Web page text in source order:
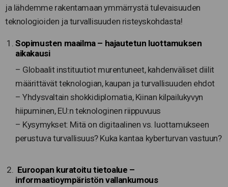
ja lähdemme rakentamaan ymmärrystä tulevaisuuden
teknologioiden ja turvallisuuden risteyskohdasta!
Sopimusten maailma – hajautetun luottamuksen
aikakausi
– Globaalit instituutiot murentuneet, kahdenväliset diilit
määrittävät teknologian, kaupan ja turvallisuuden ehdot
– Yhdysvaltain shokkidiplomatia, Kiinan kilpailukyvyn
hiipuminen, EU:n teknologinen riippuvuus
– Kysymykset: Mitä on digitaalinen vs. luottamukseen
perustuva turvallisuus? Kuka kantaa kyberturvan vastuun?
Euroopan kuratoitu tietoalue –
informaatioympäristön vallankumous